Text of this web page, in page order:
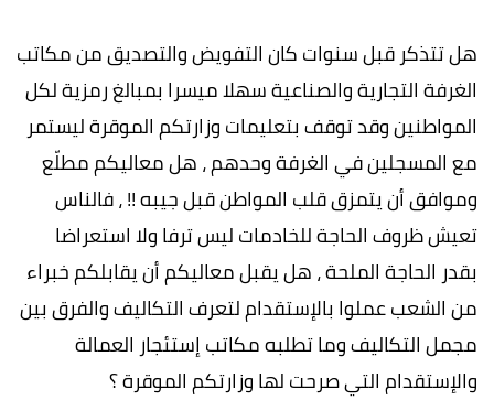
هل تتذكر قبل سنوات كان التفويض والتصديق من مكاتب
الغرفة التجارية والصناعية سهلا ميسرا بمبالغ رمزية لكل
المواطنين وقد توقف بتعليمات وزارتكم الموقرة ليستمر
مع المسجلين في الغرفة وحدهم ، هل معاليكم مطلّع
وموافق أن يتمزق قلب المواطن قبل جيبه !! ، فالناس
تعيش ظروف الحاجة للخادمات ليس ترفا ولا استعراضا
بقدر الحاجة الملحة ، هل يقبل معاليكم أن يقابلكم خبراء
من الشعب عملوا بالإستقدام لتعرف التكاليف والفرق بين
مجمل التكاليف وما تطلبه مكاتب إستئجار العمالة
والإستقدام التي صرحت لها وزارتكم الموقرة ؟